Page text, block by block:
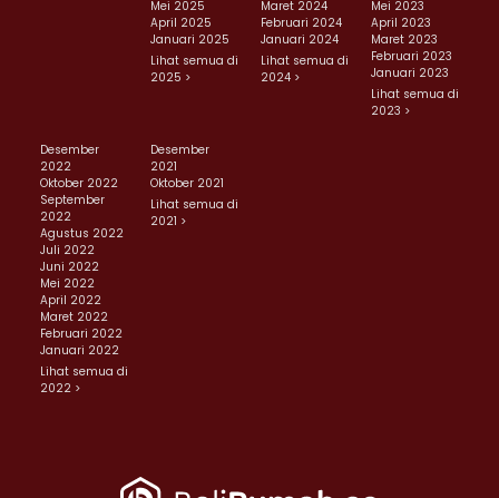
Mei 2025
April 2025
Januari 2025
Lihat semua di
2025 >
Maret 2024
Februari 2024
Januari 2024
Lihat semua di
2024 >
Mei 2023
April 2023
Maret 2023
Februari 2023
Januari 2023
Lihat semua di
2023 >
Desember
2022
Oktober 2022
September
2022
Agustus 2022
Juli 2022
Juni 2022
Mei 2022
April 2022
Maret 2022
Februari 2022
Januari 2022
Lihat semua di
2022 >
Desember
2021
Oktober 2021
Lihat semua di
2021 >